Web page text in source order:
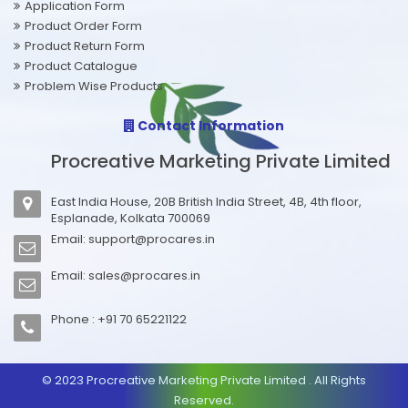
Application Form
Product Order Form
Product Return Form
Product Catalogue
Problem Wise Products
Contact Information
Procreative Marketing Private Limited
East India House, 20B British India Street, 4B, 4th floor,
Esplanade, Kolkata 700069
Email: support@procares.in
Email: sales@procares.in
Phone : +91 70 65221122
© 2023 Procreative Marketing Private Limited . All Rights
Reserved.